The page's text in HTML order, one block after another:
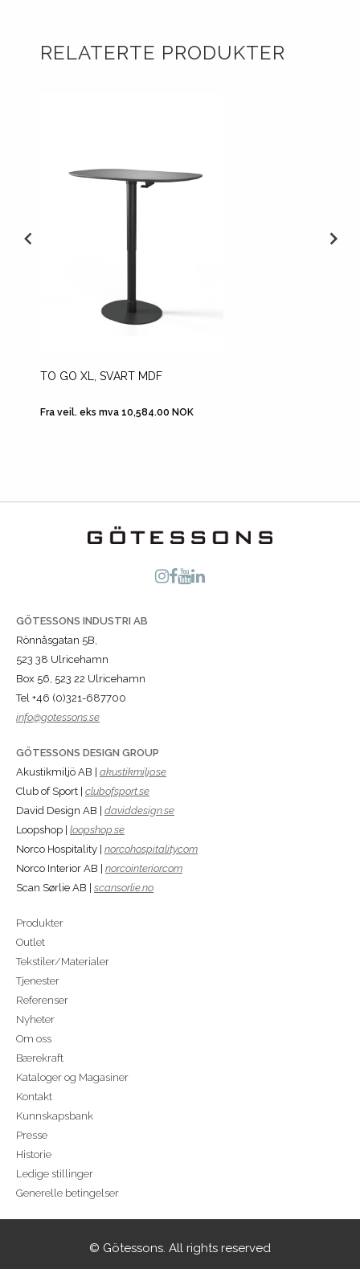
RELATERTE PRODUKTER
TO GO XL, SVART MDF
Fra veil. eks mva 10,584.00 NOK
GÖTESSONS INDUSTRI AB
Rönnåsgatan 5B,
523 38 Ulricehamn
Box 56, 523 22 Ulricehamn
Tel +46 (0)321-687700
info@gotessons.se
GÖTESSONS DESIGN GROUP
Akustikmiljö AB | akustikmiljo.se
Club of Sport | clubofsport.se
David Design AB | daviddesign.se
Loopshop | loopshop.se
Norco Hospitality | norcohospitality.com
Norco Interior AB | norcointerior.com
Scan Sørlie AB | scansorlie.no
Produkter
Outlet
Tekstiler/Materialer
Tjenester
Referenser
Nyheter
Om oss
Bærekraft
Kataloger og Magasiner
Kontakt
Kunnskapsbank
Presse
Historie
Ledige stillinger
Generelle betingelser
© Götessons. All rights reserved